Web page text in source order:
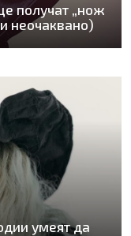
получат „нож
неочаквано)
умеят да